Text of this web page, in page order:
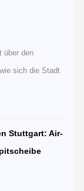
über den
sich die Stadt
Stuttgart: Air-